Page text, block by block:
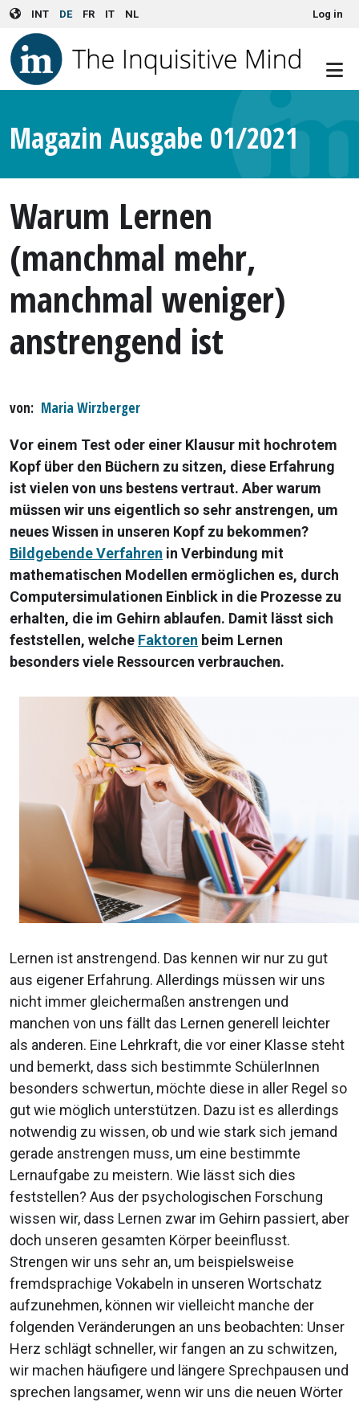
Skip to main content
INT DE FR IT NL User account menuLog in
Magazin Ausgabe 01/2021
Warum Lernen
(manchmal mehr,
manchmal weniger)
anstrengend ist
von Maria Wirzberger
Vor einem Test oder einer Klausur mit hochrotem
Kopf über den Büchern zu sitzen, diese Erfahrung
ist vielen von uns bestens vertraut. Aber warum
müssen wir uns eigentlich so sehr anstrengen, um
neues Wissen in unseren Kopf zu bekommen?
Bildgebende Verfahren in Verbindung mit
mathematischen Modellen ermöglichen es, durch
Computersimulationen Einblick in die Prozesse zu
erhalten, die im Gehirn ablaufen. Damit lässt sich
feststellen, welche Faktoren beim Lernen
besonders viele Ressourcen verbrauchen.
Lernen ist anstrengend. Das kennen wir nur zu gut
aus eigener Erfahrung. Allerdings müssen wir uns
nicht immer gleichermaßen anstrengen und
manchen von uns fällt das Lernen generell leichter
als anderen. Eine Lehrkraft, die vor einer Klasse steht
und bemerkt, dass sich bestimmte SchülerInnen
besonders schwertun, möchte diese in aller Regel so
gut wie möglich unterstützen. Dazu ist es allerdings
notwendig zu wissen, ob und wie stark sich jemand
gerade anstrengen muss, um eine bestimmte
Lernaufgabe zu meistern. Wie lässt sich dies
feststellen? Aus der psychologischen Forschung
wissen wir, dass Lernen zwar im Gehirn passiert, aber
doch unseren gesamten Körper beeinflusst.
Strengen wir uns sehr an, um beispielsweise
fremdsprachige Vokabeln in unseren Wortschatz
aufzunehmen, können wir vielleicht manche der
folgenden Veränderungen an uns beobachten: Unser
Herz schlägt schneller, wir fangen an zu schwitzen,
wir machen häufigere und längere Sprechpausen und
sprechen langsamer, wenn wir uns die neuen Wörter